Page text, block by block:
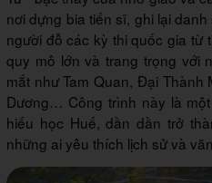
nơi dựng bia tiến sĩ, ghi lại
người đỗ các kỳ thi quốc gia từ
quy mô lớn và trang trọng với
mắt như Tam Quan, Đại
Dương… Công trình này là
hiếu học Huế, dần dần trở
những ai yêu thích lịch sử và